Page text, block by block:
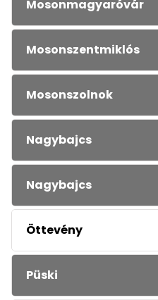
Mosonmagyaróvár
Mosonszentmiklós
Mosonszolnok
Nagybajcs
Nagybajcs
Öttevény
Püski